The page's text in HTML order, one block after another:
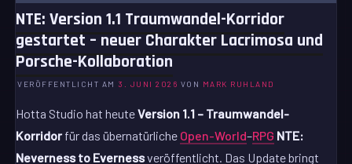
NTE: Version 1.1 Traumwandel-Korridor
gestartet – neuer Charakter Lacrimosa und
Porsche-Kollaboration
VERÖFFENTLICHT AM 3. JUNI 2026 VON MARK RUHLAND
Hotta Studio hat heuteVersion 1.1 – Traumwandel-
Korridorfür das übernatürliche Open-World–RPG NTE:
Neverness to Evernessveröffentlicht. Das Update bringt